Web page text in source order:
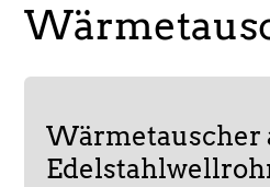
Wärmetauscher